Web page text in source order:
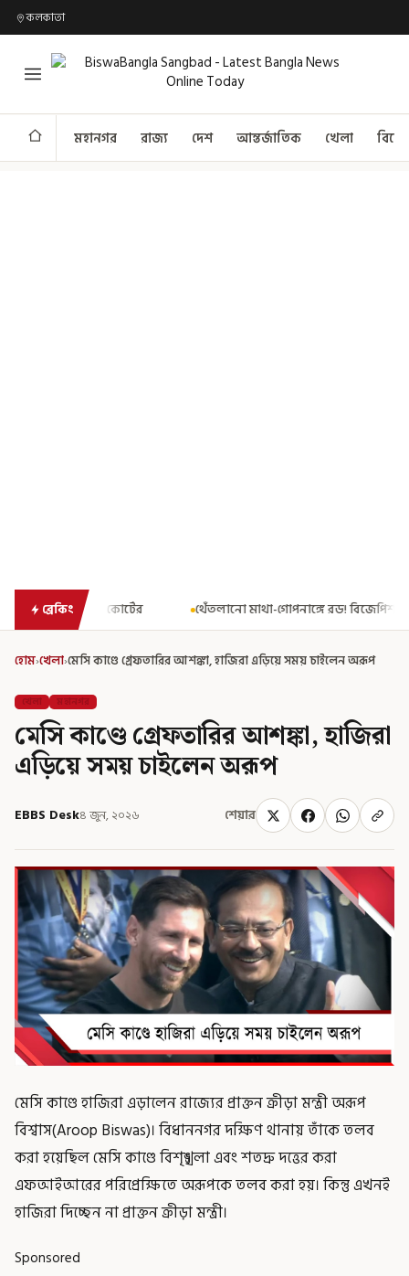
কলকাতা
মহানগর রাজ্য দেশ আন্তর্জাতিক খেলা
ব্রেকিং
থেঁতলানো মাথা-গোপনাঙ্গে রড! বিজেপিশাসিত অসমে নাবালিকার নৃশংস
হোম›খেলা›মেসি কাণ্ডে গ্রেফতারির আশঙ্কা, হাজিরা এড়িয়ে সময় চাইলেন অরূপ
খেলা মহানগর
মেসি কাণ্ডে গ্রেফতারির আশঙ্কা, হাজিরা
এড়িয়ে সময় চাইলেন অরূপ
EBBS Desk৪ জুন, ২০২৬ শেয়ার
মেসি কাণ্ডে হাজিরা এড়ালেন রাজ্যের প্রাক্তন ক্রীড়া মন্ত্রী অরূপ
বিশ্বাস(Aroop Biswas)। বিধাননগর দক্ষিণ থানায় তাঁকে তলব
করা হয়েছিল মেসি কাণ্ডে বিশৃঙ্খলা এবং শতদ্রু দত্তের করা
এফআইআরের পরিপ্রেক্ষিতে অরূপকে তলব করা হয়। কিন্তু এখনই
হাজিরা দিচ্ছেন না প্রাক্তন ক্রীড়া মন্ত্রী।
Sponsored